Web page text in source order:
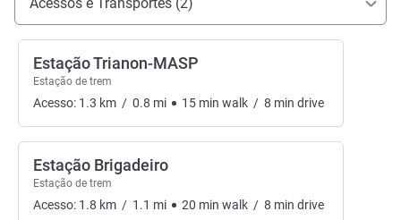
Estação Trianon-MASP
Estação de trem
Acesso: 1.3 km / 0.8 mi 15 min walk / 8 min drive
Estação Brigadeiro
Estação de trem
Acesso: 1.8 km / 1.1 mi 20 min walk / 8 min drive